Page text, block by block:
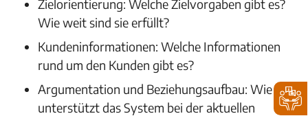
Zielorientierung: Welche Zielvorgaben gibt es?
Wie weit sind sie erfüllt?
Kundeninformationen: Welche Informationen
rund um den Kunden gibt es?
Argumentation und Beziehungsaufbau: Wie
unterstützt das System bei der aktuellen